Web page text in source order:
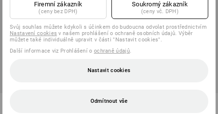
S1 Bezpečnostní obuv
Firemní zákazník
(ceny bez DPH)
Soukromý zákazník
(ceny vč. DPH)
Svůj souhlas můžete kdykoli s účinkem do budoucna odvolat prostřednictvím
Nastavení cookies v našem prohlášení o ochraně osobních údajů. Výběr
můžete také individuálně upravit v části "Nastavit cookies".
Další informace viz Prohlášení o ochraně údajů.
Nastavit cookies
Odmítnout vše